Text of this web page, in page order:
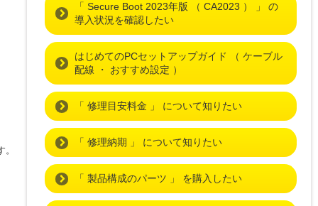
「 Secure Boot 2023年版 （ CA2023 ） 」 の
導入状況を確認したい
はじめてのPCセットアップガイド （ ケーブル
配線 ・ おすすめ設定 ）
「 修理目安料金 」 について知りたい
「 修理納期 」 について知りたい
「 製品構成のパーツ 」 を購入したい